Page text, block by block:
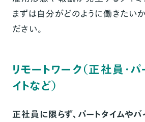
まずは自分がどのように働きたい
ださい。
リモートワーク（正社員・パ
イトなど）
正社員に限らず、パートタイムや